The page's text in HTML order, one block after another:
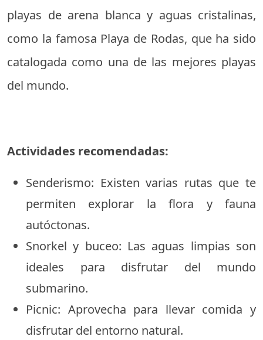
playas de arena blanca y aguas cristalinas,
como la famosa Playa de Rodas, que ha sido
catalogada como una de las mejores playas
del mundo.
Actividades recomendadas:
Senderismo: Existen varias rutas que te
permiten explorar la flora y fauna
autóctonas.
Snorkel y buceo: Las aguas limpias son
ideales para disfrutar del mundo
submarino.
Picnic: Aprovecha para llevar comida y
disfrutar del entorno natural.